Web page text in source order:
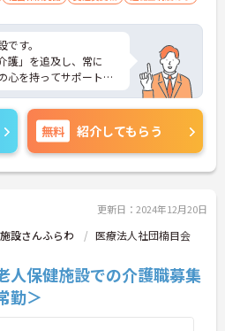
す。
護」を追及し、常に
心を持ってサポートし
大変便利な立地です。
イントなど、さらに
お気軽にご相談くださ
無料 紹介してもらう
更新日：2024年12月20日
設さんふらわ
医療法人社団楠目会
人保健施設での介護職募集
勤＞